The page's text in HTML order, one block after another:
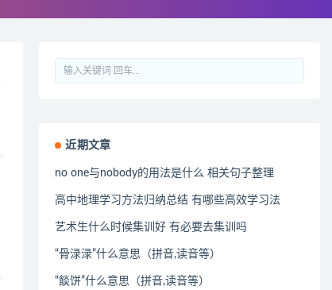
近期文章
no one与nobody的用法是什么 相关句子整理
高中地理学习方法归纳总结 有哪些高效学习法
艺术生什么时候集训好 有必要去集训吗
“骨渌渌”什么意思（拼音,读音等）
“餤饼”什么意思（拼音,读音等）